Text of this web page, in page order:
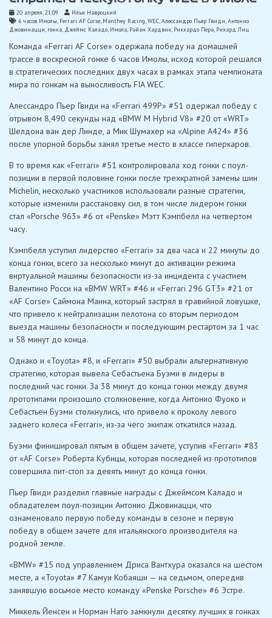
20 апреля, 21:09
Илья Навроцкий
6 часов Имолы, Ferrari AF Corse, Manthey Racing,WEC,Алессандро Пьер Гвиди,Антонио
Джовинацци, гонка, Джеймс Каладо, Имола, Райан Хардвик, Риккардо Пера, Рихард Лиц
Команда «Ferrari AF Corse» одержала победу на домашней
трассе в воскресной гонке 6 часов Имолы, исход которой решался
в стратегических последних двух часах в рамках этапа чемпионата
мира по гонкам на выносливость FIA WEC.
Алессандро Пьер Гвиди на «Ferrari 499P» #51 одержал победу с
отрывом 8,490 секунды над «BMW M Hybrid V8» #20 от «WRT»
Шелдона ван дер Линде, а Мик Шумахер на «Alpine A424» #36
после упорной борьбы занял третье место в классе гиперкаров.
В то время как «Ferrari» #51 контролировала ход гонки с поул-
позиции в первой половине гонки после трехкратной замены шин
Michelin, несколько участников использовали разные стратегии,
которые изменили расстановку сил, в том числе лидером гонки
стал «Porsche 963» #6 от «Penske» Мэтт Кэмпбелл на четвертом
часу.
Кэмпбелл уступил лидерство «Ferrari» за два часа и 22 минуты до
конца гонки, всего за несколько минут до активации режима
виртуальной машины безопасности из-за инцидента с участием
Валентино Росси на «BMW WRT» #46 и «Ferrari 296 GT3» #21 от
«AF Corse» Саймона Манна, который застрял в гравийной ловушке,
что привело к нейтрализации пелотона со вторым периодом
выезда машины безопасности и последующим рестартом за 1 час
и 58 минут до конца.
Однако и «Toyota» #8, и «Ferrari» #50 выбрали альтернативную
стратегию, которая вывела Себастьена Буэми в лидеры в
последний час гонки. За 38 минут до конца гонки между двумя
прототипами произошло столкновение, когда Антонио Фуоко и
Себастьен Буэми столкнулись, что привело к проколу левого
заднего колеса «Ferrari», из-за чего экипаж откатился назад.
Буэми финишировал пятым в общем зачете, уступив «Ferrari» #83
от «AF Corse» Роберта Кубицы, которая последней из прототипов
совершила пит-стоп за девять минут до конца гонки.
Пьер Гвиди разделил главные награды с Джеймсом Каладо и
обладателем поул-позиции Антонио Джовинацци, что
ознаменовало первую победу команды в сезоне и первую
победу в общем зачете для итальянского производителя на
родной земле.
«BMW» #15 под управлением Дриса Вантхура оказался на шестом
месте, а «Toyota» #7 Камуи Кобаяши — на седьмом, опередив
занявшую восьмое место команду «Penske Porsche» #6 Эстре.
Миккель Йенсен и Норман Нато замкнули десятку лучших в гонках